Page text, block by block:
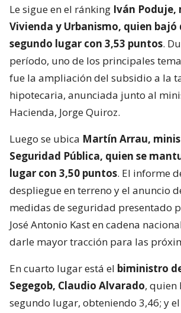
Le sigue en el ránking Iván Poduje,
Vivienda y Urbanismo, quien bajó
segundo lugar con 3,53 puntos.
período, uno de los principales
fue la ampliación del subsidio a la
hipotecaria, anunciada junto al
Hacienda, Jorge Quiroz.
Luego se ubica Martín Arrau,
Seguridad Pública, quien se
lugar con 3,50 puntos. El informe
despliegue en terreno y el anuncio
medidas de seguridad presentado
José Antonio Kast en cadena
darle mayor tracción para las
En cuarto lugar está el biministro
Segegob, Claudio Alvarado, quien
segundo lugar, obteniendo 3,46; y el